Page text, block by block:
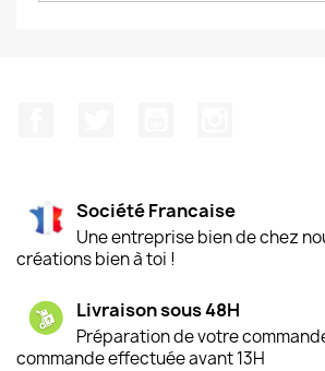
Société Francaise
Une entreprise bien de chez
créations bien à toi !
Livraison sous 48H
Préparation de votre
commande effectuée avant 13H